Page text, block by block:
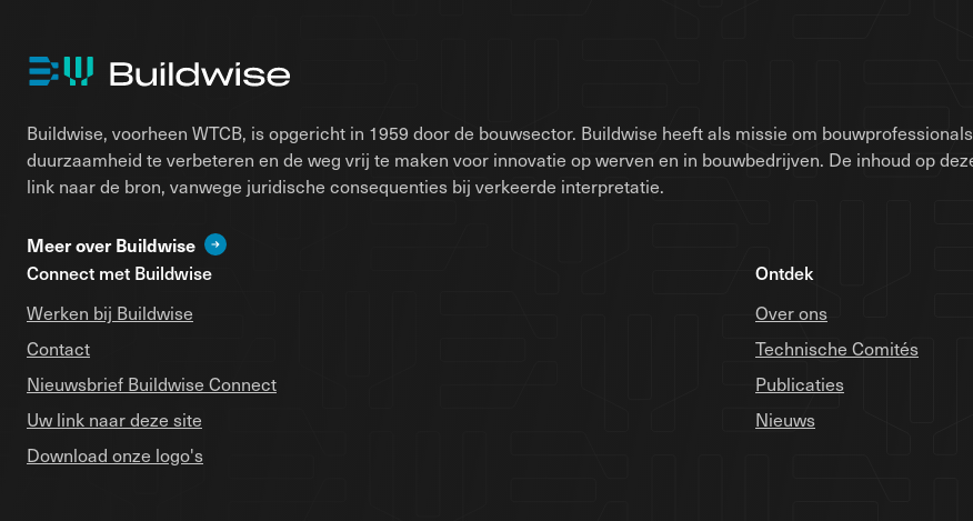
Buildwise, voorheen WTCB, is opgericht in 1959 door de bouwsector. Buildwise heeft als missie om
duurzaamheid te verbeteren en de weg vrij te maken voor innovatie op werven en in bouwbedrijven. De inhoud op
link naar de bron, vanwege juridische consequenties bij verkeerde interpretatie.
Meer over Buildwise
Connect met Buildwise
Werken bij Buildwise
Contact
Nieuwsbrief Buildwise Connect
Uw link naar deze site
Download onze logo's
Ontdek
Over ons
Technische Comités
Publicaties
Nieuws